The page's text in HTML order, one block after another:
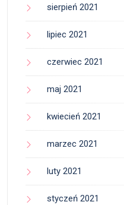
sierpień 2021
lipiec 2021
czerwiec 2021
maj 2021
kwiecień 2021
marzec 2021
luty 2021
styczeń 2021